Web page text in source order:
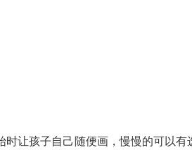
让孩子自己随便画，慢慢的可以有